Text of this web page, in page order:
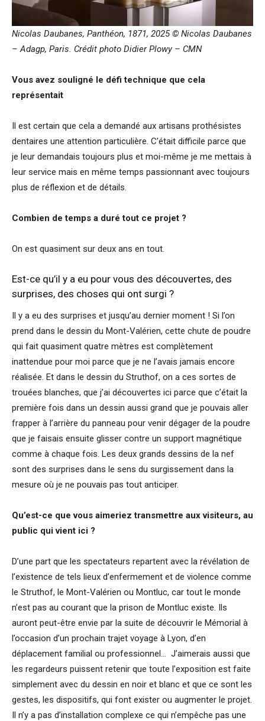
Nicolas Daubanes, Panthéon, 1871, 2025 © Nicolas Daubanes
– Adagp, Paris. Crédit photo Didier Plowy – CMN
Vous avez souligné le défi technique que cela
représentait
Il est certain que cela a demandé aux artisans prothésistes
dentaires une attention particulière. C’était difficile parce que
je leur demandais toujours plus et moi-même je me mettais à
leur service mais en même temps passionnant avec toujours
plus de réflexion et de détails.
Combien de temps a duré tout ce projet ?
On est quasiment sur deux ans en tout.
Est-ce qu’il y a eu pour vous des découvertes, des
surprises, des choses qui ont surgi ?
Il y a eu des surprises et jusqu’au dernier moment ! Si l’on
prend dans le dessin du Mont-Valérien, cette chute de poudre
qui fait quasiment quatre mètres est complètement
inattendue pour moi parce que je ne l’avais jamais encore
réalisée. Et dans le dessin du Struthof, on a ces sortes de
trouées blanches, que j’ai découvertes ici parce que c’était la
première fois dans un dessin aussi grand que je pouvais aller
frapper à l’arrière du panneau pour venir dégager de la poudre
que je faisais ensuite glisser contre un support magnétique
comme à chaque fois. Les deux grands dessins de la nef
sont des surprises dans le sens du surgissement dans la
mesure où je ne pouvais pas tout anticiper.
Qu’est-ce que vous aimeriez transmettre aux visiteurs, au
public qui vient ici ?
D’une part que les spectateurs repartent avec la révélation de
l’existence de tels lieux d’enfermement et de violence comme
le Struthof, le Mont-Valérien ou Montluc, car tout le monde
n’est pas au courant que la prison de Montluc existe. Ils
auront peut-être envie par la suite de découvrir le Mémorial à
l’occasion d’un prochain trajet voyage à Lyon, d’en
déplacement familial ou professionnel… J’aimerais aussi que
les regardeurs puissent retenir que toute l’exposition est faite
simplement avec du dessin en noir et blanc et que ce sont les
gestes, les dispositifs, qui font exister ou augmenter le projet.
Il n’y a pas d’installation complexe ce qui n’empêche pas une